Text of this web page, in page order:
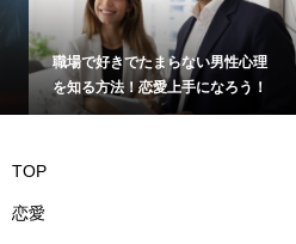
職場で好きでたまらない男性心理
を知る方法！恋愛上手になろう！
TOP
恋愛